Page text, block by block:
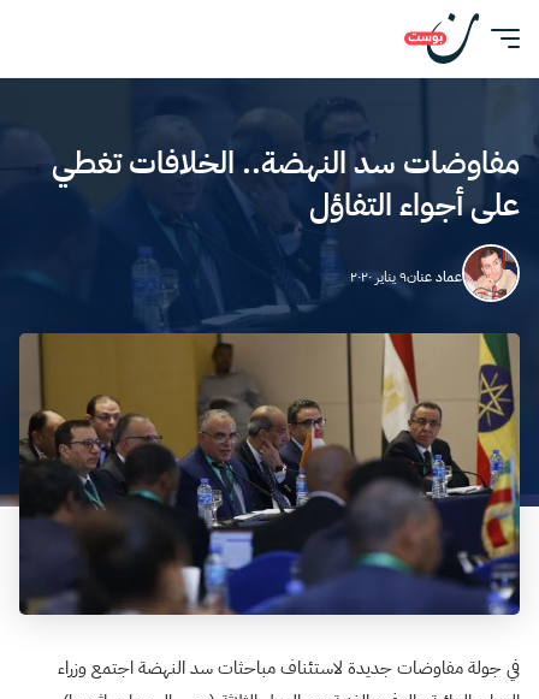
مفاوضات سد النهضة.. الخلافات تغطي
على أجواء التفاؤل
عماد عنان٩ يناير ٢٠٢٠
في جولة مفاوضات جديدة لاستئناف مباحثات سد النهضة اجتمع وزراء